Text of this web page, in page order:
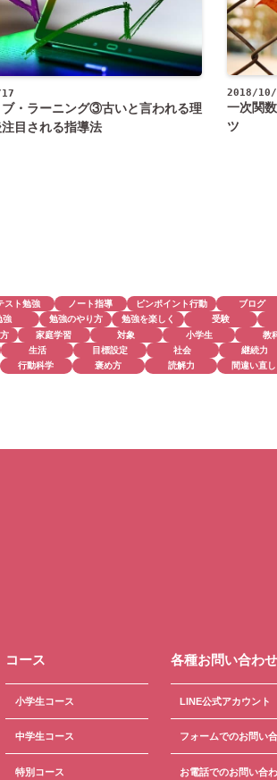
ブ・ラーニング③古いと言われる理
目される指導法
2018/
一次関
ツ
スト勉強 ノート指導 ピンポイント行動
ブログ
強 勉強のやり方 勉強を楽しく
受験
家庭学習 対象 小学生
教
生活 目標設定 社会
継続力
行動科学 褒め方 読解力 間違い直し
コース
小学生コース
中学生コース
特別コース
各種お問い合わせ
LINE公式アカウント
フォームでのお問い
お電話でのお問い合